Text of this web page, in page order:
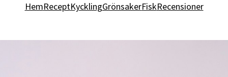
HemReceptKycklingGrönsakerFiskRecensioner